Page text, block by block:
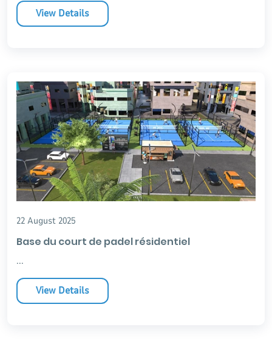
View Details
22 August 2025
Base du court de padel résidentiel
...
View Details